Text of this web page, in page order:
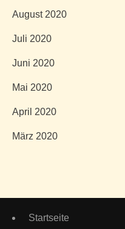
August 2020
Juli 2020
Juni 2020
Mai 2020
April 2020
März 2020
Startseite